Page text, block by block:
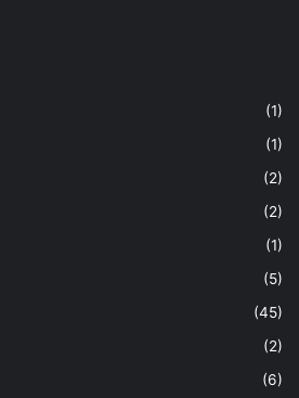
(1)
(1)
(2)
(2)
(1)
(5)
(45)
(2)
(6)